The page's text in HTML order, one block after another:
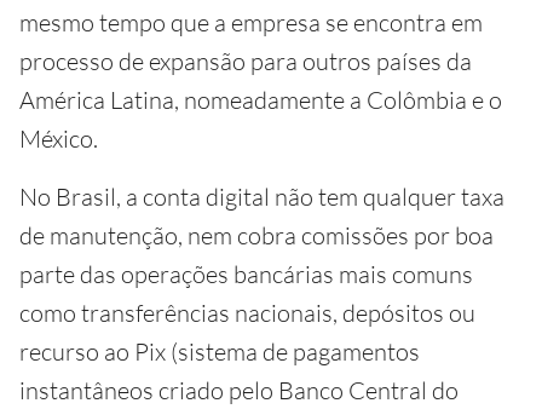
mesmo tempo que a empresa se encontra em
processo de expansão para outros países da
América Latina, nomeadamente a Colômbia e o
México.
No Brasil, a conta digital não tem qualquer taxa
de manutenção, nem cobra comissões por boa
parte das operações bancárias mais comuns
como transferências nacionais, depósitos ou
recurso ao Pix (sistema de pagamentos
instantâneos criado pelo Banco Central do